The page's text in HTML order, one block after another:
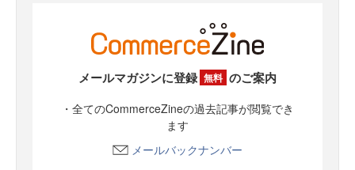
メールマガジンに登録 無料 のご案内
・全てのCommerceZineの過去記事が閲覧でき
ます
メールバックナンバー